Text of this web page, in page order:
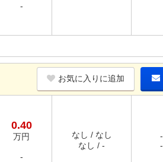
-
お気に入りに追加
0.40
万円
-
なし / なし
なし / -
-
-